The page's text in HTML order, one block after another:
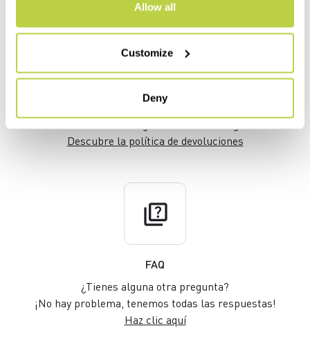
Allow all
Customize
Deny
replay
Garantía de devolución del pedido
Descubre la política de devoluciones
quiz
FAQ
¿Tienes alguna otra pregunta?
¡No hay problema, tenemos todas las respuestas!
Haz clic aquí